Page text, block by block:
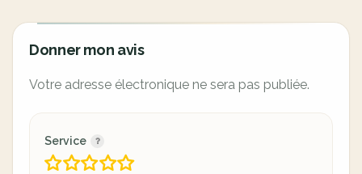
Donner mon avis
Votre adresse électronique ne sera pas publiée.
Service